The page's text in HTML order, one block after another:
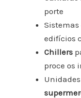
porte
Sistemas
edifícios
Chillers
proce os